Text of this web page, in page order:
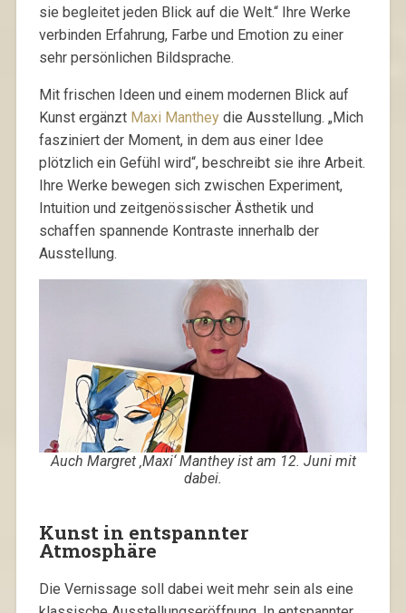
sie begleitet jeden Blick auf die Welt.“ Ihre Werke
verbinden Erfahrung, Farbe und Emotion zu einer
sehr persönlichen Bildsprache.
Mit frischen Ideen und einem modernen Blick auf
Kunst ergänzt Maxi Mantheydie Ausstellung. „Mich
fasziniert der Moment, in dem aus einer Idee
plötzlich ein Gefühl wird“, beschreibt sie ihre Arbeit.
Ihre Werke bewegen sich zwischen Experiment,
Intuition und zeitgenössischer Ästhetik und
schaffen spannende Kontraste innerhalb der
Ausstellung.
Auch Margret ‚Maxi‘ Manthey ist am 12. Juni mit
dabei.
Kunst in entspannter
Atmosphäre
Die Vernissage soll dabei weit mehr sein als eine